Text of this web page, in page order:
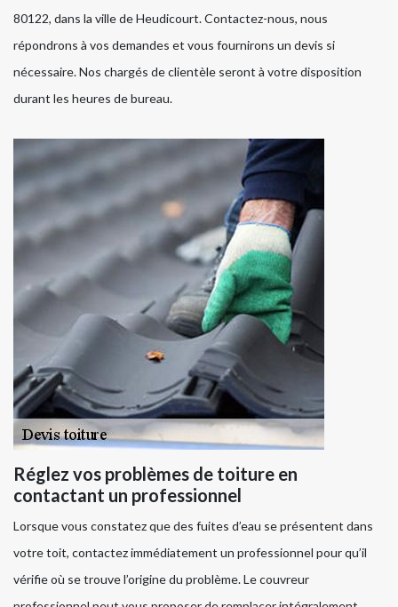
80122, dans la ville de Heudicourt. Contactez-nous, nous
répondrons à vos demandes et vous fournirons un devis si
nécessaire. Nos chargés de clientèle seront à votre disposition
durant les heures de bureau.
Réglez vos problèmes de toiture en
contactant un professionnel
Lorsque vous constatez que des fuites d’eau se présentent dans
votre toit, contactez immédiatement un professionnel pour qu’il
vérifie où se trouve l’origine du problème. Le couvreur